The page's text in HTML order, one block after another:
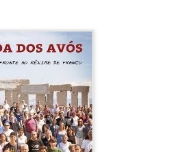
577. Nos fusilaron
fusilaron mal
307. Vuestros
nombres no se han
borrado en la